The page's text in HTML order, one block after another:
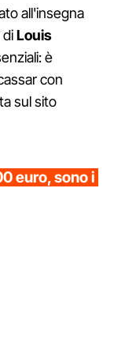
all'insegna
diLouis
è
con
sul sito
euro, sono i